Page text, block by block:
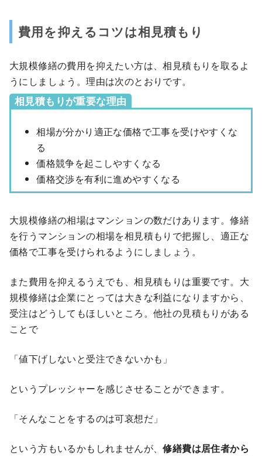
費用を抑えるコツは相見積もり
大規模修繕の費用を抑えたい方は、相見積もりを取るよ
うにしましょう。理由は次のとおりです。
相見積もりが重要な理由
相場が分かり適正な価格で工事を受けやすくな
る
価格競争を起こしやすくなる
価格交渉を有利に進めやすくなる
大規模修繕の相場はマンションの数だけあります。修繕
を行うマンションの相場を相見積もりで把握し、適正な
価格で工事を受けられるようにしましょう。
また費用を抑えるうえでも、相見積もりは重要です。大
規模修繕は企業にとっては大きな利益になりますから、
受注はどうしてもほしいところ。他社の見積もりがある
ことで
「値下げしないと受注できないかも」
というプレッシャーを感じさせることができます。
「そんなことをするのは可哀想だ」
という方もいるかもしれませんが、修繕費は居住者から